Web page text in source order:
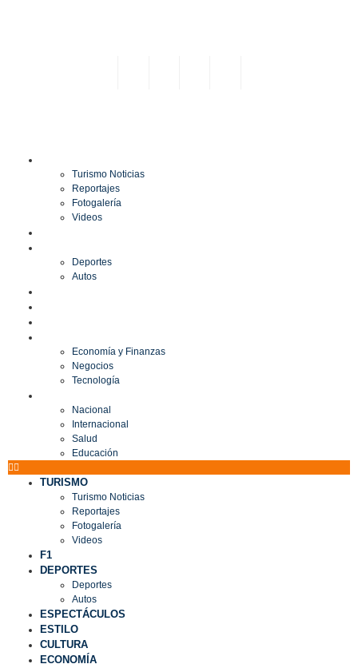
Turismo Noticias
Reportajes
Fotogalería
Videos
Deportes
Autos
Economía y Finanzas
Negocios
Tecnología
Nacional
Internacional
Salud
Educación
TURISMO
Turismo Noticias
Reportajes
Fotogalería
Videos
F1
DEPORTES
Deportes
Autos
ESPECTÁCULOS
ESTILO
CULTURA
ECONOMÍA